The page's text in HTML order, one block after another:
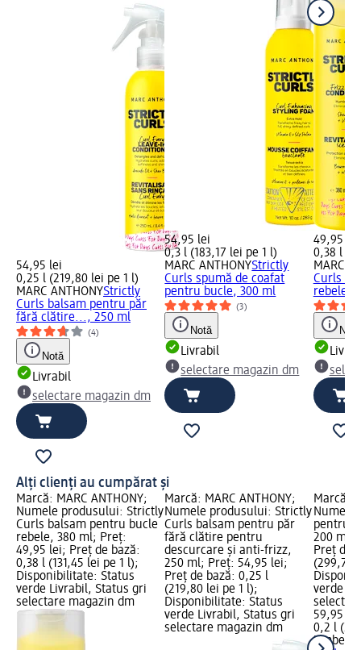
54,95 lei
0,25 l (219,80 lei pe 1 l)
MARC ANTHONYStrictly
Curls balsam pentru păr
fără clătire..., 250 ml
(4)
Notă
Livrabil
selectare magazin dm
54,95 lei
0,3 l (183,17 lei pe 1 l)
MARC ANTHONYStrictly
Curls spumă de coafat
pentru bucle, 300 ml
(3)
Notă
Livrabil
selectare magazin dm
49,95 lei
0,38 l
MARC
Curls
rebele,
Notă
Alți clienți au cumpărat și
Marcă: MARC ANTHONY;
Numele produsului: Strictly
Curls balsam pentru bucle
rebele, 380 ml; Preț:
49,95 lei; Preț de bază:
0,38 l (131,45 lei pe 1 l);
Disponibilitate: Status
verde Livrabil, Status gri
selectare magazin dm
Marcă: MARC ANTHONY;
Numele produsului: Strictly
Curls balsam pentru păr
fără clătire pentru
descurcare și anti-frizz,
250 ml; Preț: 54,95 lei;
Preț de bază: 0,25 l
(219,80 lei pe 1 l);
Disponibilitate: Status
verde Livrabil, Status gri
selectare magazin dm
Marcă:
Numele
pentru
200 ml;
Preț de
(299,75
verde
59,95 lei
0,2 l